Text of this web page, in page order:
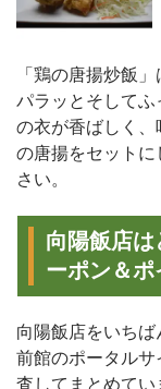
「鶏の唐揚炒飯
パラッとそしてふ
の衣が香ばしく
の唐揚をセット
さい。
向陽飯店
ーポン＆ポ
向陽飯店をいち
前館のポータルサ
査してまとめてい